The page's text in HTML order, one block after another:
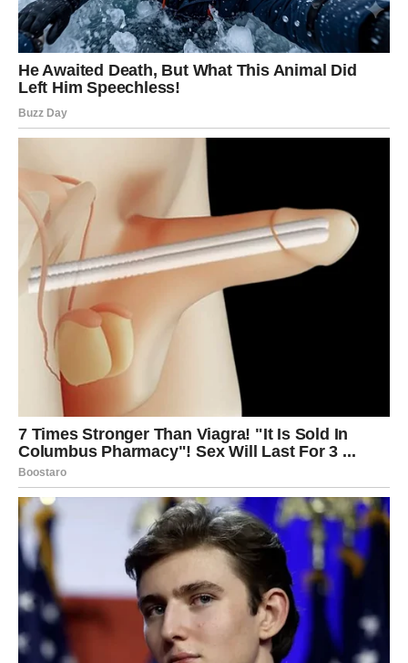
UMREŽAVANJE
Blizanci u naredne tri sedmice mogu doživeti finansijski
pomak kroz razgovore, kontakte i ideje. Jedan sastanak,
jedna poruka ili jedno poznanstvo mogu pokrenuti lanac
događaja koji vodi ka većoj zaradi.
Moguće je:
sklapanje dogovora ili potpisivanje ugovora,
širenje projekta kroz društvene mreže ili online
platforme,
dolazak novog klijenta ili partnera,
pokretanje kreativne ideje koja počinje da se monetizuje.
Vaša sposobnost komunikacije sada postaje izvor
prihoda. Ako iskoristite svoje kontakte i predstavite se na
pravi način, profit može biti značajan.
Savjet za Blizance: budite fokusirani. Rasipanje energije
može umanjiti efekat prilike koja dolazi.